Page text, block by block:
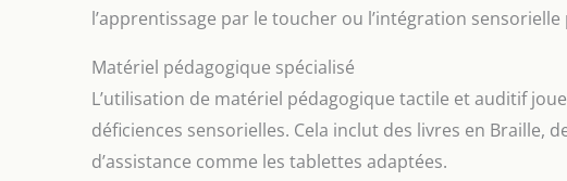
l’apprentissage par le toucher ou l’intégration
Matériel pédagogique spécialisé
L’utilisation de matériel pédagogique tactile et auditif
déficiences sensorielles. Cela inclut des livres en Braille,
d’assistance comme les tablettes adaptées.